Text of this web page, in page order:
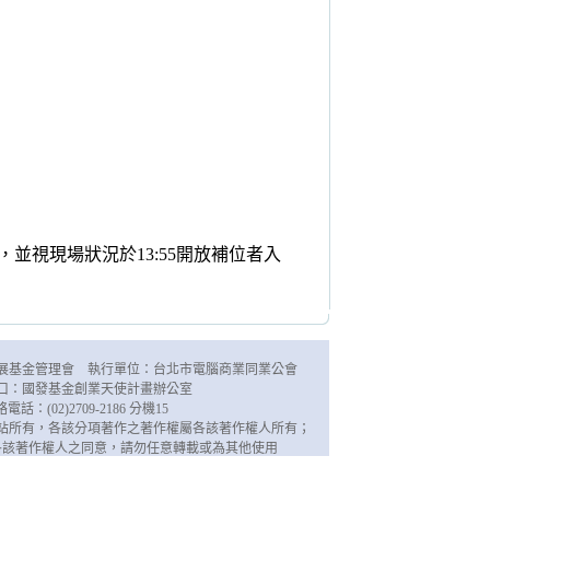
並視現場狀況於13:55開放補位者入
基金管理會 執行單位：台北市電腦商業同業公會
：國發基金創業天使計畫辦公室
電話：(02)2709-2186 分機15
所有，各該分項著作之著作權屬各該著作權人所有；
著作權人之同意，請勿任意轉載或為其他使用